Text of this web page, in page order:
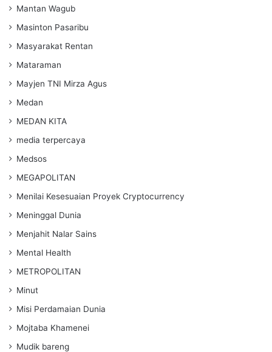
Mantan Wagub
Masinton Pasaribu
Masyarakat Rentan
Mataraman
Mayjen TNI Mirza Agus
Medan
MEDAN KITA
media terpercaya
Medsos
MEGAPOLITAN
Menilai Kesesuaian Proyek Cryptocurrency
Meninggal Dunia
Menjahit Nalar Sains
Mental Health
METROPOLITAN
Minut
Misi Perdamaian Dunia
Mojtaba Khamenei
Mudik bareng